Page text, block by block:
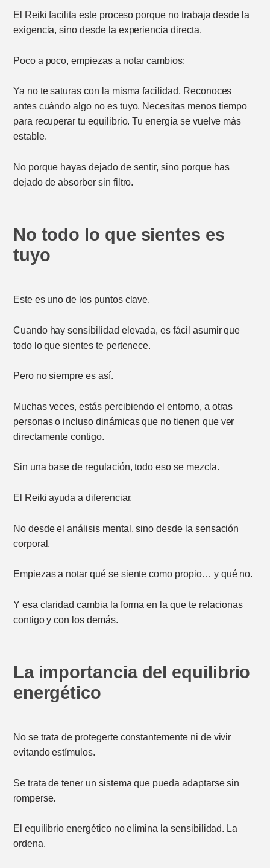
El Reiki facilita este proceso porque no trabaja desde la
exigencia, sino desde la experiencia directa.
Poco a poco, empiezas a notar cambios:
Ya no te saturas con la misma facilidad. Reconoces
antes cuándo algo no es tuyo. Necesitas menos tiempo
para recuperar tu equilibrio. Tu energía se vuelve más
estable.
No porque hayas dejado de sentir, sino porque has
dejado de absorber sin filtro.
No todo lo que sientes es
tuyo
Este es uno de los puntos clave.
Cuando hay sensibilidad elevada, es fácil asumir que
todo lo que sientes te pertenece.
Pero no siempre es así.
Muchas veces, estás percibiendo el entorno, a otras
personas o incluso dinámicas que no tienen que ver
directamente contigo.
Sin una base de regulación, todo eso se mezcla.
El Reiki ayuda a diferenciar.
No desde el análisis mental, sino desde la sensación
corporal.
Empiezas a notar qué se siente como propio… y qué no.
Y esa claridad cambia la forma en la que te relacionas
contigo y con los demás.
La importancia del equilibrio
energético
No se trata de protegerte constantemente ni de vivir
evitando estímulos.
Se trata de tener un sistema que pueda adaptarse sin
romperse.
El equilibrio energético no elimina la sensibilidad. La
ordena.